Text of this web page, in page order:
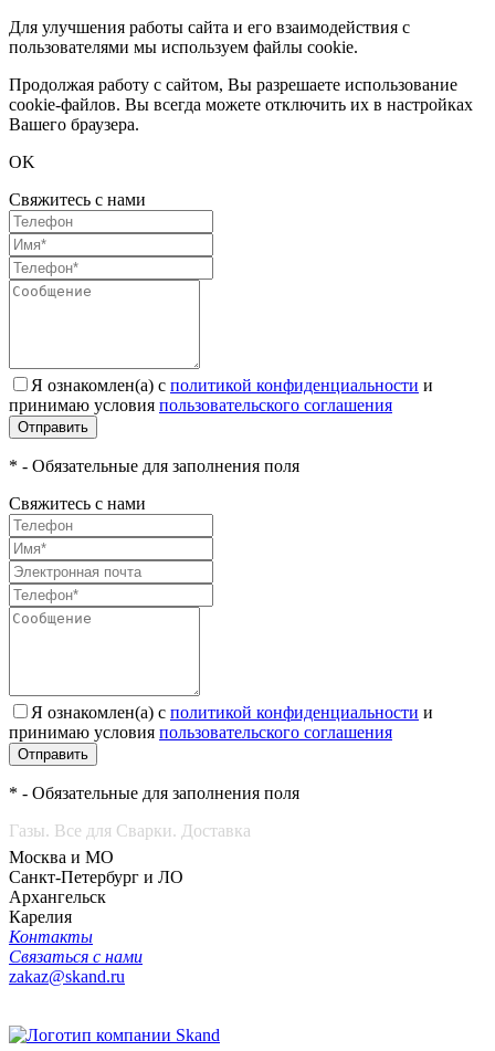
Для улучшения работы сайта и его взаимодействия с
пользователями мы используем файлы cookie.
Продолжая работу с сайтом, Вы разрешаете использование
cookie-файлов. Вы всегда можете отключить их в настройках
Вашего браузера.
OK
Свяжитесь с нами
Я ознакомлен(а) с политикой конфиденциальности и
принимаю условия пользовательского соглашения
Отправить
* - Обязательные для заполнения поля
Свяжитесь с нами
Я ознакомлен(а) с политикой конфиденциальности и
принимаю условия пользовательского соглашения
Отправить
* - Обязательные для заполнения поля
Газы. Все для Сварки. Доставка
Москва и МО
Санкт-Петербург и ЛО
Архангельск
Карелия
Контакты
Связаться с нами
zakaz@skand.ru